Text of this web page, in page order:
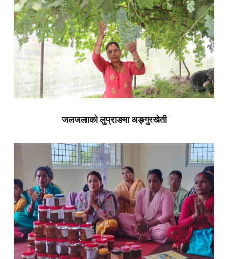
जलजलाको लुप्राङमा अङ्गुरखेती